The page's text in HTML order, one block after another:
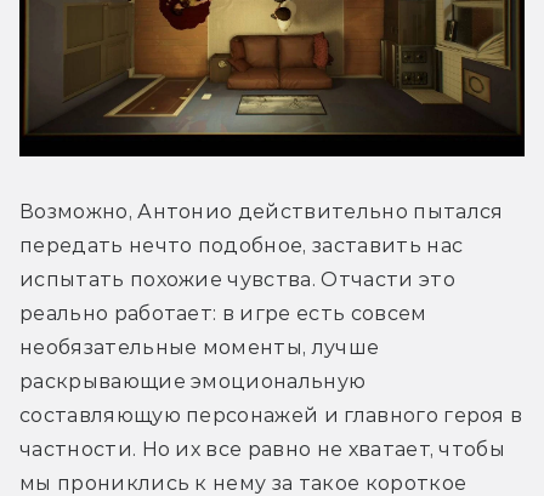
Возможно, Антонио действительно пытался
передать нечто подобное, заставить нас
испытать похожие чувства. Отчасти это
реально работает: в игре есть совсем
необязательные моменты, лучше
раскрывающие эмоциональную
составляющую персонажей и главного героя в
частности. Но их все равно не хватает, чтобы
мы прониклись к нему за такое короткое